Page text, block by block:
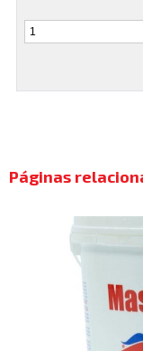
Páginas